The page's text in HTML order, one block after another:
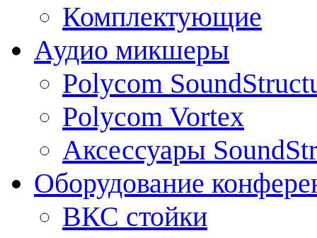
Комплектующие
Аудио микшеры
Polycom
Polycom Vortex
Аксессуары
Оборудование
ВКС стойки